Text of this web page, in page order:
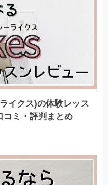
イクス)の体験レッス
コミ・評判まとめ